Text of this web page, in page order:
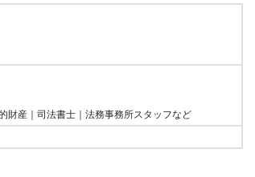
財産｜司法書士｜法務事務所スタッフなど